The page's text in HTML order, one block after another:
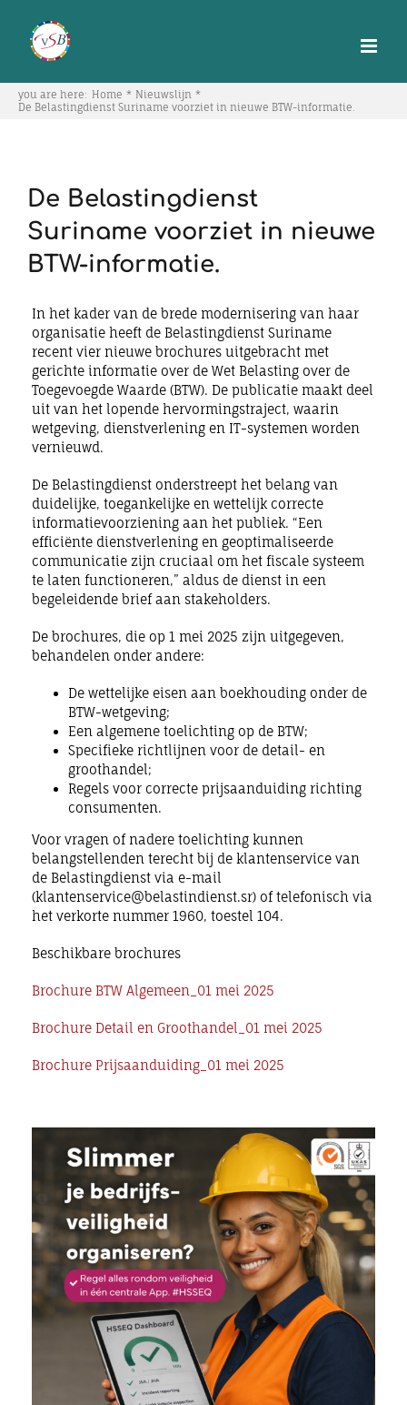
content
you are here: Home
Nieuwslijn
De Belastingdienst Suriname voorziet in nieuwe BTW-informatie.
De Belastingdienst
Suriname voorziet in nieuwe
BTW-informatie.
In het kader van de brede modernisering van haar
organisatie heeft de Belastingdienst Suriname
recent vier nieuwe brochures uitgebracht met
gerichte informatie over de Wet Belasting over de
Toegevoegde Waarde (BTW). De publicatie maakt deel
uit van het lopende hervormingstraject, waarin
wetgeving, dienstverlening en IT-systemen worden
vernieuwd.
De Belastingdienst onderstreept het belang van
duidelijke, toegankelijke en wettelijk correcte
informatievoorziening aan het publiek. “Een
efficiënte dienstverlening en geoptimaliseerde
communicatie zijn cruciaal om het fiscale systeem
te laten functioneren,” aldus de dienst in een
begeleidende brief aan stakeholders.
De brochures, die op 1 mei 2025 zijn uitgegeven,
behandelen onder andere:
De wettelijke eisen aan boekhouding onder de
BTW-wetgeving;
Een algemene toelichting op de BTW;
Specifieke richtlijnen voor de detail- en
groothandel;
Regels voor correcte prijsaanduiding richting
consumenten.
Voor vragen of nadere toelichting kunnen
belangstellenden terecht bij de klantenservice van
de Belastingdienst via e-mail
(klantenservice@belastindienst.sr) of telefonisch via
het verkorte nummer 1960, toestel 104.
Beschikbare brochures
Brochure BTW Algemeen_01 mei 2025
Brochure Detail en Groothandel_01 mei 2025
Brochure Prijsaanduiding_01 mei 2025